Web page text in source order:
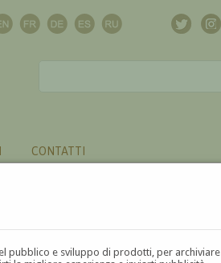
pubblico e sviluppo di prodotti, per archiviare
CONTATTI